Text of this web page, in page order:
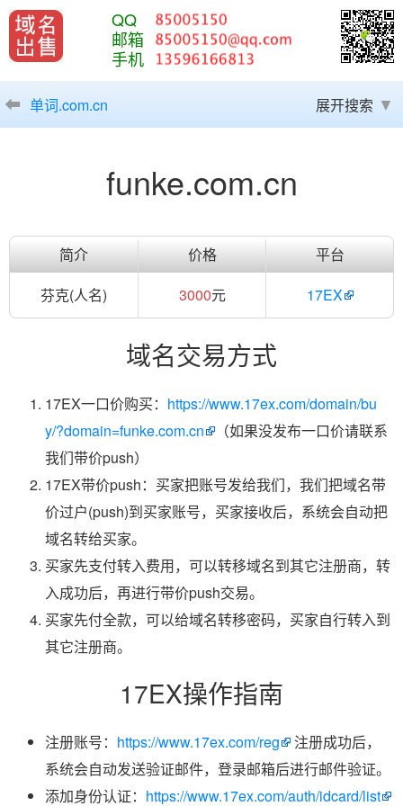
QQ
邮箱
手机
单词.com.cn 展开搜索
funke.com.cn
简介 价格
平台
芬克(人名)
3000元 17EX
域名交易方式
17EX一口价购买： https://www.17ex.com/domain/bu
y/?domain=funke.com.cn
（如果没发布一口价请联系
我们带价push）
17EX带价push：买家把账号发给我们，我们把域名带
价过户(push)到买家账号，买家接收后，系统会自动把
域名转给买家。
买家先支付转入费用，可以转移域名到其它注册商，转
入成功后，再进行带价push交易。
买家先付全款，可以给域名转移密码，买家自行转入到
其它注册商。
17EX操作指南
注册账号： https://www.17ex.com/reg
注册成功后，
系统会自动发送验证邮件，登录邮箱后进行邮件验证。
添加身份认证： https://www.17ex.com/auth/idcard/list